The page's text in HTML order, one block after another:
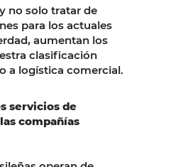
no solo tratar de
para los actuales
aumentan los
clasificación
a logística comercial.
servicios de
compañías